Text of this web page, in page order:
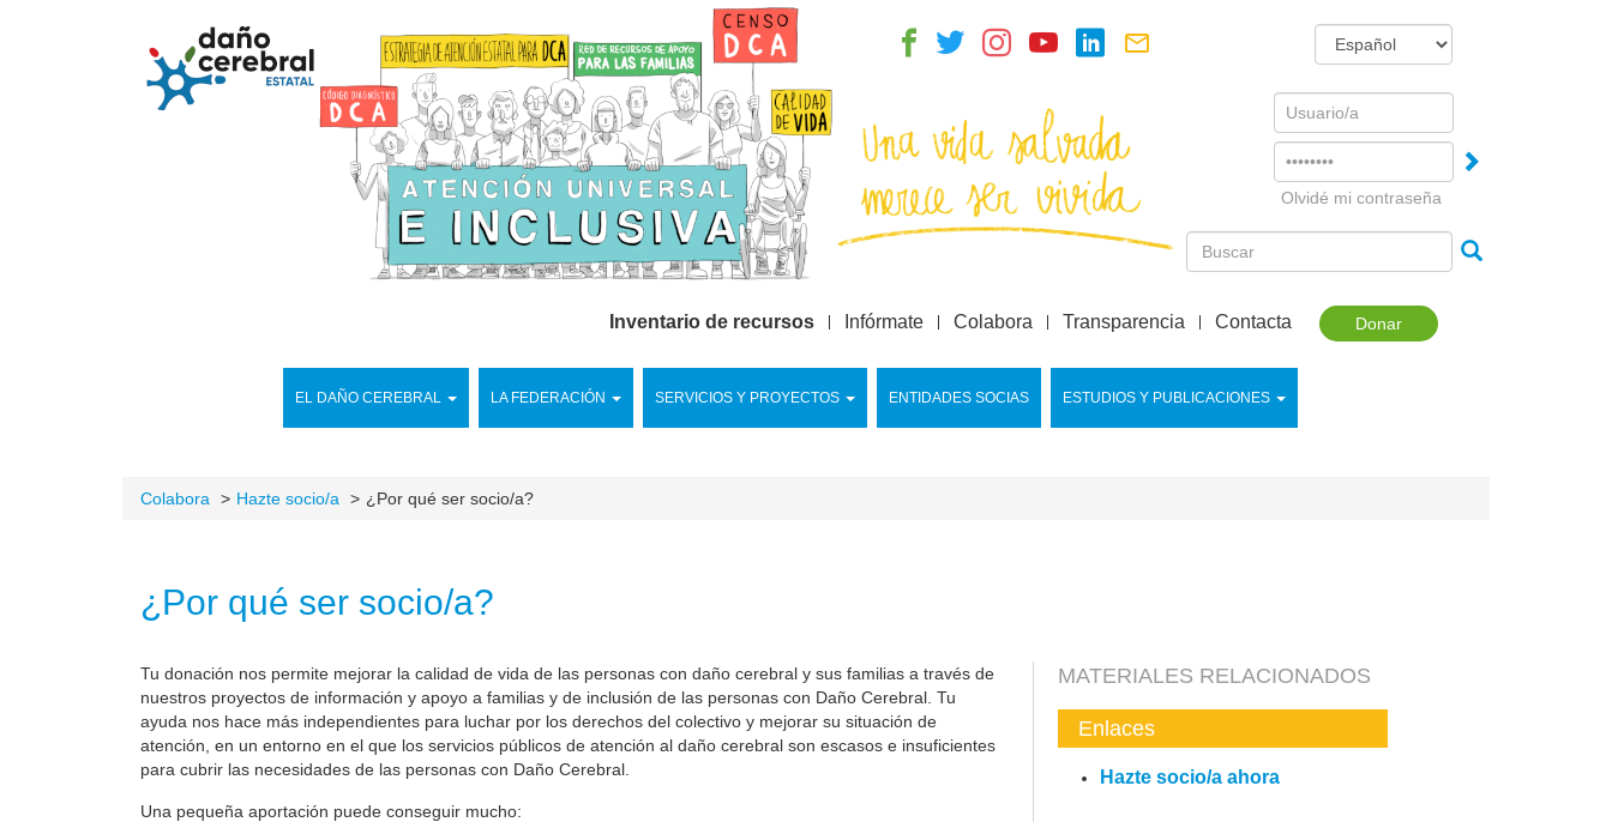
Username
Olvidé mi contraseña
Donar
EL DAÑO CEREBRAL LA FEDERACIÓN SERVICIOS Y PROYECTOS ENTIDADES SOCIAS ESTUDIOS Y PUBLICACIONES
Inventario de recursos Infórmate Colabora Transparencia Contacta
Colabora Hazte socio/a ¿Por qué ser socio/a?
¿Por qué ser socio/a?
Tu donación nos permite mejorar la calidad de vida de las personas con daño cerebral y sus familias a través de
nuestros proyectos de información y apoyo a familias y de inclusión de las personas con Daño Cerebral. Tu
ayuda nos hace más independientes para luchar por los derechos del colectivo y mejorar su situación de
atención, en un entorno en el que los servicios públicos de atención al daño cerebral son escasos e insuficientes
para cubrir las necesidades de las personas con Daño Cerebral.
Una pequeña aportación puede conseguir mucho:
MATERIALES RELACIONADOS
Enlaces
Hazte socio/a ahora